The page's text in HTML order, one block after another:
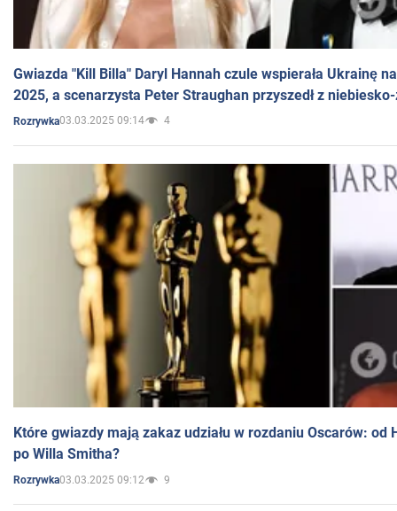
Gwiazda "Kill Billa" Daryl Hannah czule wspierała Ukrainę
2025, a scenarzysta Peter Straughan przyszedł z
Rozrywka03.03.2025 09:14 4
Które gwiazdy mają zakaz udziału w rozdaniu Oscarów: od
po Willa Smitha?
Rozrywka03.03.2025 09:12 9